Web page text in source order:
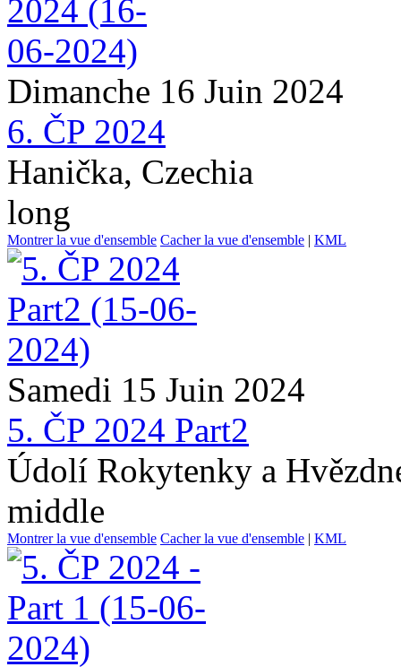
Dimanche 16 Juin 2024
6. ČP 2024
Hanička, Czechia
long
Montrer la vue d'ensemble Cacher la vue d'ensemble | KML
Samedi 15 Juin 2024
5. ČP 2024 Part2
Údolí Rokytenky a
middle
Montrer la vue d'ensemble Cacher la vue d'ensemble | KML